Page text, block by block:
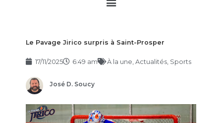
Le Pavage Jirico surpris à Saint-Prosper
17/11/2025 6:49 am À la une Actualités, Sports
José D. Soucy